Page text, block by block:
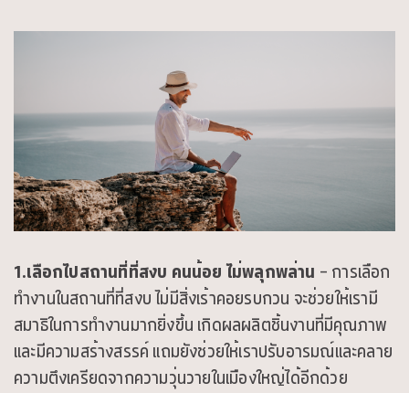
1.เลือกไปสถานที่ที่สงบ คนน้อย ไม่พลุกพล่าน – การเลือก
ทำงานในสถานที่ที่สงบ ไม่มีสิ่งเร้าคอยรบกวน จะช่วยให้เรามี
สมาธิในการทำงานมากยิ่งขึ้น เกิดผลผลิตชิ้นงานที่มีคุณภาพ
และมีความสร้างสรรค์ แถมยังช่วยให้เราปรับอารมณ์และคลาย
ความตึงเครียดจากความวุ่นวายในเมืองใหญ่ได้อีกด้วย